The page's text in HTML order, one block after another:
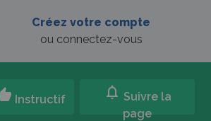
Créez votre compte
ou connectez-vous
Instructif notifications Suivre la
page